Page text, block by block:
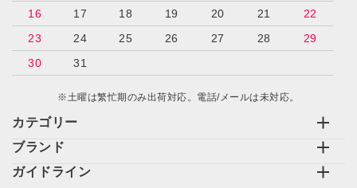
カテゴリー
ブランド
ガイドライン
16
17 18 19 20 21
22
23
24 25 26 27 28
29
30
31
※土曜は繁忙期のみ出荷対応。電話/メールは未対応。